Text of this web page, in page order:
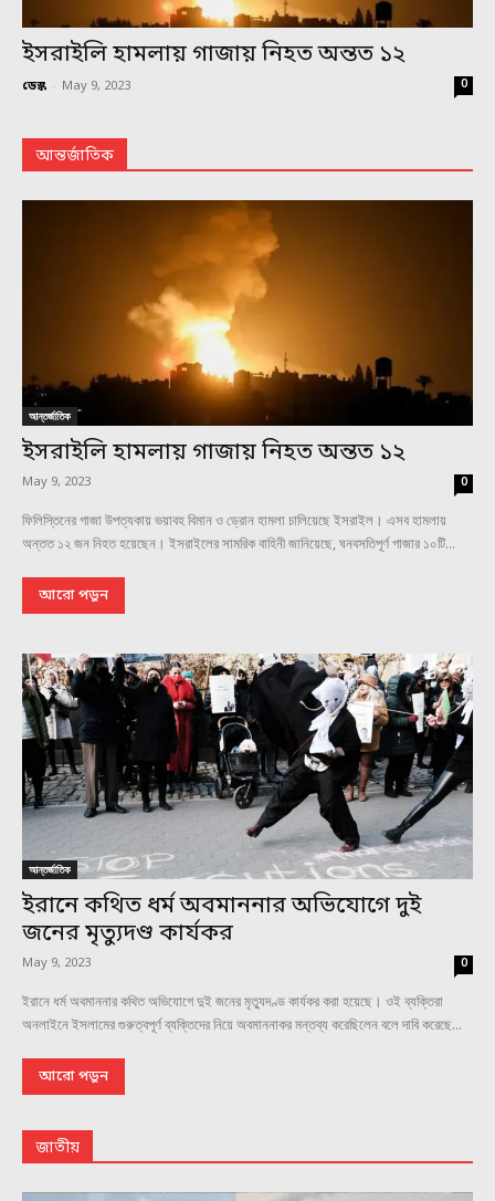
ইসরাইলি হামলায় গাজায় নিহত অন্তত ১২
ডেস্ক - May 9, 2023 0
আন্তর্জাতিক
আন্তর্জাতিক
ইসরাইলি হামলায় গাজায় নিহত অন্তত ১২
May 9, 2023 0
ফিলিস্তিনের গাজা উপত্যকায় ভয়াবহ বিমান ও ড্রোন হামলা চালিয়েছে ইসরাইল। এসব হামলায়
অন্তত ১২ জন নিহত হয়েছেন। ইসরাইলের সামরিক বাহিনী জানিয়েছে, ঘনবসতিপূর্ণ গাজার ১০টি...
আরো পড়ুন
আন্তর্জাতিক
ইরানে কথিত ধর্ম অবমাননার অভিযোগে দুই
জনের মৃত্যুদণ্ড কার্যকর
May 9, 2023 0
ইরানে ধর্ম অবমাননার কথিত অভিযোগে দুই জনের মৃত্যুদণ্ড কার্যকর করা হয়েছে। ওই ব্যক্তিরা
অনলাইনে ইসলামের গুরুত্বপূর্ণ ব্যক্তিদের নিয়ে অবমাননাকর মন্তব্য করেছিলেন বলে দাবি করেছে...
আরো পড়ুন
জাতীয়